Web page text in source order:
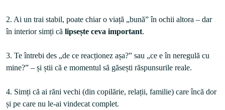
2. Ai un trai stabil, poate chiar o viață „bună” în ochii altora – dar
în interior simți că lipsește ceva important.
3. Te întrebi des „de ce reacționez așa?” sau „ce e în neregulă cu
mine?” – și știi că e momentul să găsești răspunsurile reale.
4. Simți că ai răni vechi (din copilărie, relații, familie) care încă dor
și pe care nu le-ai vindecat complet.